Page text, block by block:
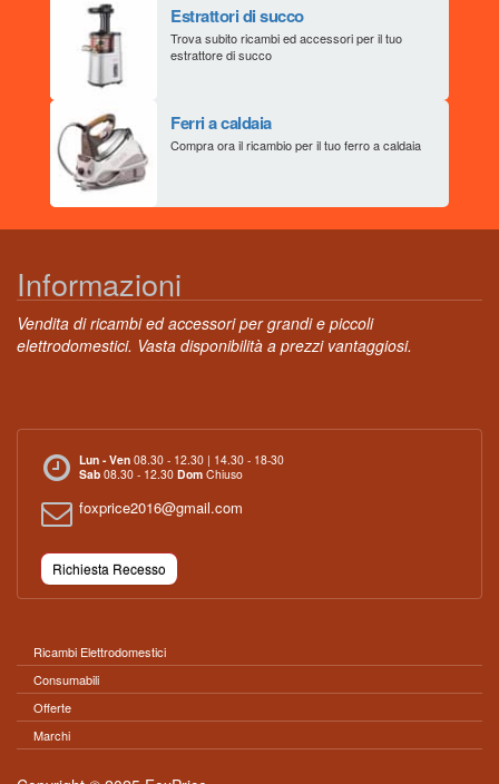
Estrattori di succo
Trova subito ricambi ed accessori per il tuo
estrattore di succo
Ferri a caldaia
Compra ora il ricambio per il tuo ferro a caldaia
Informazioni
Vendita di ricambi ed accessori per grandi e piccoli
elettrodomestici. Vasta disponibilità a prezzi vantaggiosi.
Lun - Ven 08.30 - 12.30 | 14.30 - 18-30
Sab 08.30 - 12.30 Dom Chiuso
foxprice2016@gmail.com
Richiesta Recesso
Ricambi Elettrodomestici
Consumabili
Offerte
Marchi